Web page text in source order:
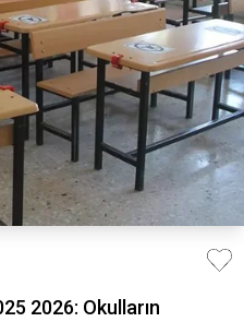
2026: Okulların